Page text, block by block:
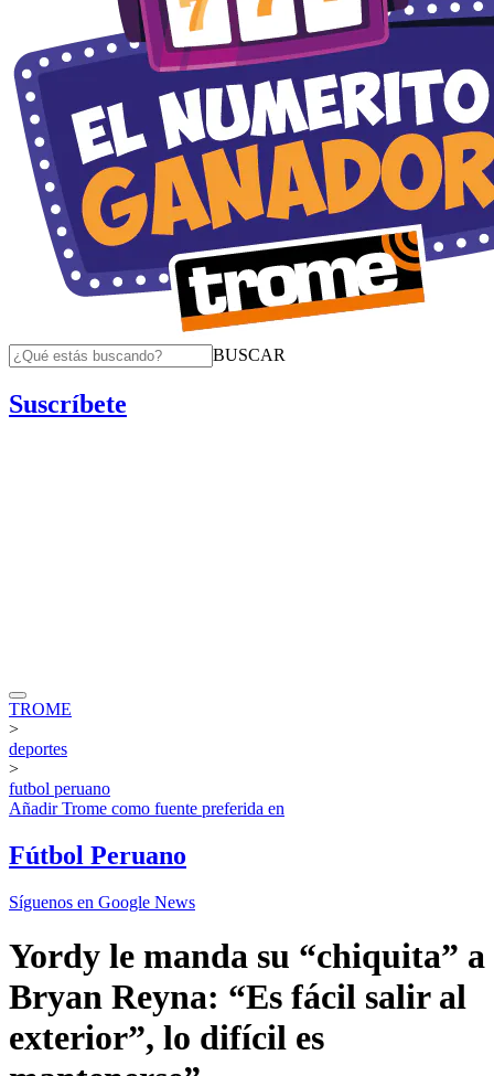
BUSCAR
Suscríbete
TROME
>
deportes
>
futbol peruano
AñadirTrome como fuente preferida en
Fútbol Peruano
Síguenos en Google News
Yordy le manda su “chiquita” a
Bryan Reyna: “Es fácil salir al
exterior”, lo difícil es